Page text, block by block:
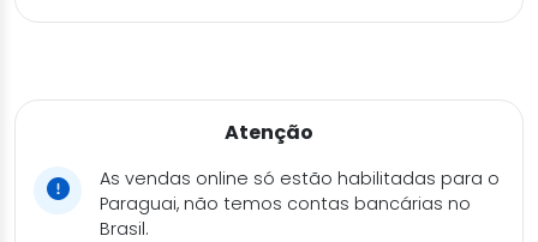
Atenção
As vendas online só estão habilitadas para o
Paraguai, não temos contas bancárias no
Brasil.